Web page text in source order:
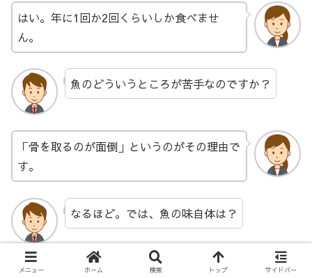
はい。年に1回か2回くらいしか食べませ
ん。
魚のどういうところが苦手なのですか？
「骨を取るのが面倒」というのがその理由で
す。
なるほど。では、魚の味自体は？
メニュー ホーム 検索 トップ サイドバー